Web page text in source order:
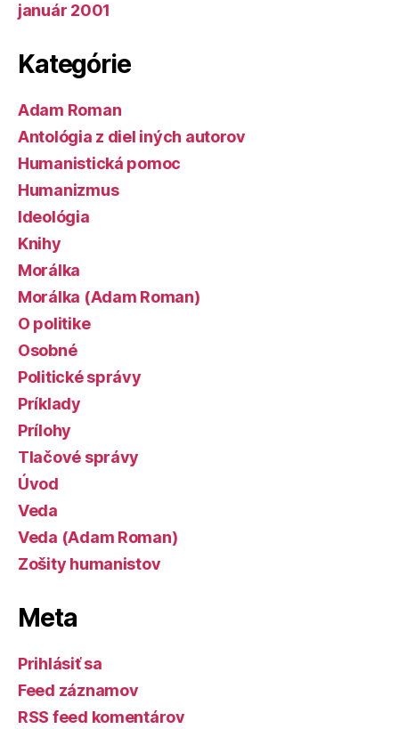
január 2001
Kategórie
Adam Roman
Antológia z diel iných autorov
Humanistická pomoc
Humanizmus
Ideológia
Knihy
Morálka
Morálka (Adam Roman)
O politike
Osobné
Politické správy
Príklady
Prílohy
Tlačové správy
Úvod
Veda
Veda (Adam Roman)
Zošity humanistov
Meta
Prihlásiť sa
Feed záznamov
RSS feed komentárov